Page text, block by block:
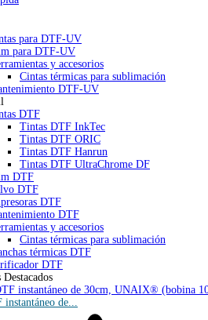
para DTF-UV
para DTF-UV
y accesorios
Cintas térmicas para sublimación
DTF-UV
DTF
Tintas DTF InkTec
Tintas DTF ORIC
Tintas DTF Hanrun
Tintas DTF UltraChrome DF
DTF
DTF
DTF
DTF
y accesorios
Cintas térmicas para sublimación
térmicas DTF
DTF
de...